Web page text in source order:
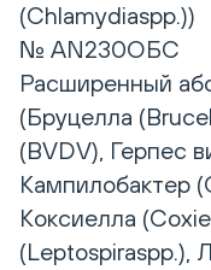
(Chlamydiaspp.))
№ AN230ОБС
Расширенный
(Бруцелла
(BVDV), Герпес
Кампилобактер
Коксиелла
(Leptospiraspp.),